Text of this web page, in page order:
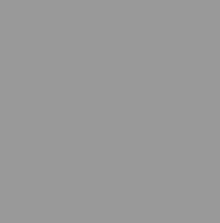
ausgestattet, die mit
Abgerundet wird das
Garage zum Preis von
und modernste Technik.